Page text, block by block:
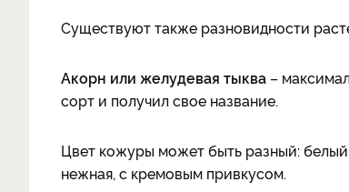
Существуют также разновидности
Акорн или желудевая тыква –
сорт и получил свое название.
Цвет кожуры может быть разный:
нежная, с кремовым привкусом.